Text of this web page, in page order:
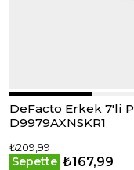
DeFacto Erkek 7'li
D9979AXNSKR1
₺209,99
Sepette ₺167,99